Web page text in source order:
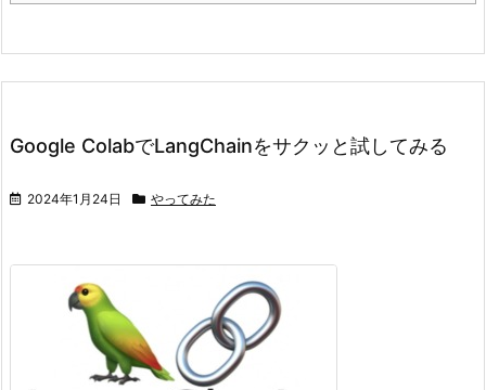
Google ColabでLangChainをサクッと試してみる
2024年1月24日 やってみた